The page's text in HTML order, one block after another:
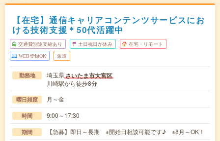
【在宅】通信キャリアコンテンツサービスにお
ける技術支援＊50代活躍中
交通費別途支給あり 土日祝日が休み 在宅・リモート
WEB登録OK 派遣
勤務地 埼玉県さいたま市大宮区
川崎駅から徒歩8分
曜日頻度 月～金
時間 9:00～17:30
期間 【急募】即日～長期 ※開始日相談可能です♪ ※8月～OK！